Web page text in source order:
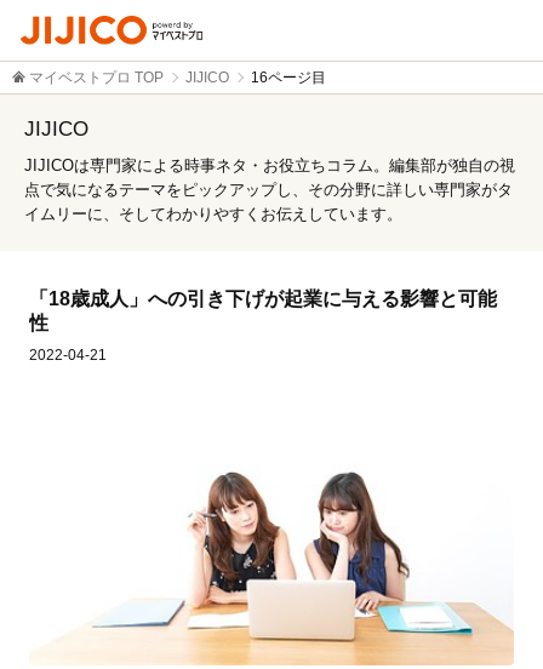
マイベストプロ TOP JIJICO 16ページ目
JIJICO
JIJICOは専門家による時事ネタ・お役立ちコラム。編集部が独自の視
点で気になるテーマをピックアップし、その分野に詳しい専門家がタ
イムリーに、そしてわかりやすくお伝えしています。
「18歳成人」への引き下げが起業に与える影響と可能
性
2022-04-21